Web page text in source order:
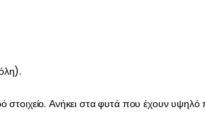
στοιχείο. Ανήκει στα φυτά που έχουν